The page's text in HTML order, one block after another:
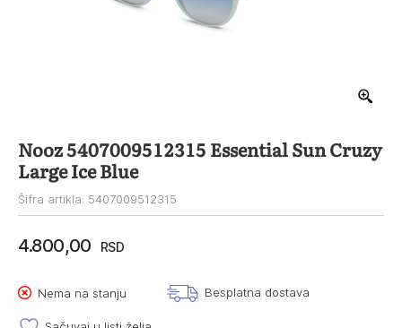
Nooz 5407009512315 Essential Sun Cruzy
Large Ice Blue
Šifra artikla: 5407009512315
4.800,00 RSD
Nema na stanju Besplatna dostava